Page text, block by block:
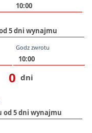
Godz zwrotu
0 dni